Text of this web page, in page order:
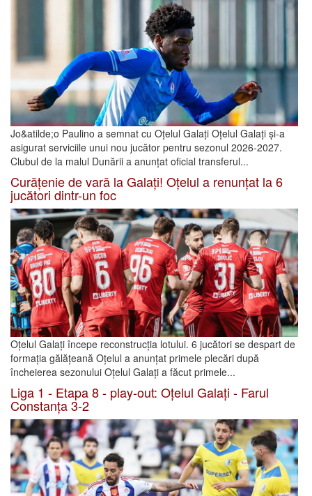
Jo&atilde;o Paulino a semnat cu Oțelul Galați Oțelul Galați și-a
asigurat serviciile unui nou jucător pentru sezonul 2026-2027.
Clubul de la malul Dunării a anunțat oficial transferul...
Curățenie de vară la Galați! Oțelul a renunțat la 6
jucători dintr-un foc
Oțelul Galați începe reconstrucția lotului. 6 jucători se despart de
formația gălățeană Oțelul a anunțat primele plecări după
încheierea sezonului Oțelul Galați a făcut primele...
Liga 1 - Etapa 8 - play-out: Oțelul Galați - Farul
Constanța 3-2